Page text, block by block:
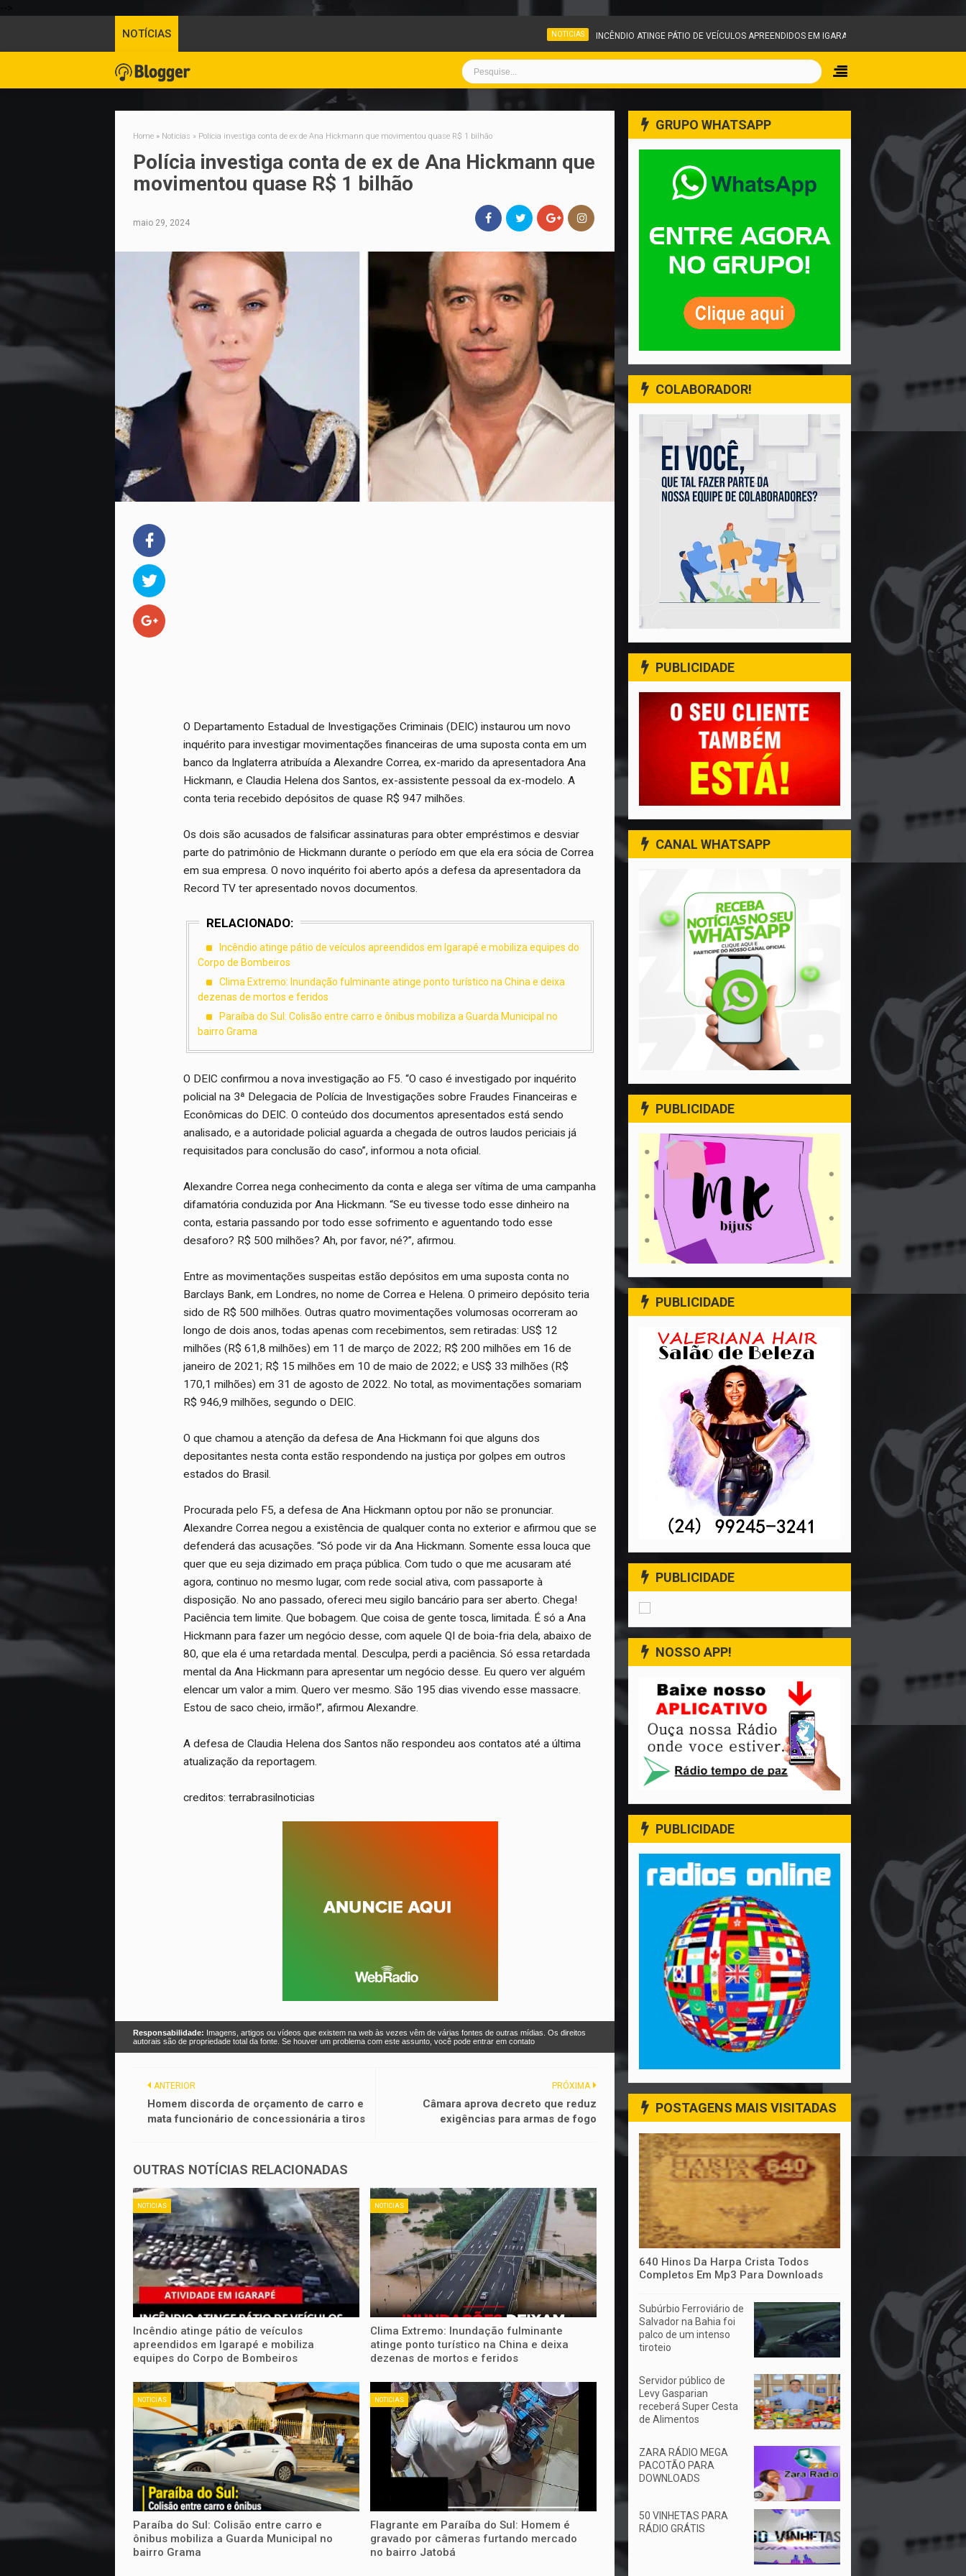
NOTÍCIAS INCÊNDIO ATINGE PÁTIO DE VEÍCULOS APREENDIDOS EM IGARAPÉ E MOBILIZA EQUIPES DO CORPO DE
Home » Noticias » Polícia investiga conta de ex de Ana Hickmann que movimentou quase R$ 1 bilhão
Polícia investiga conta de ex de Ana Hickmann que
movimentou quase R$ 1 bilhão
maio 29, 2024
O Departamento Estadual de Investigações Criminais (DEIC) instaurou um novo
inquérito para investigar movimentações financeiras de uma suposta conta em um
banco da Inglaterra atribuída a Alexandre Correa, ex-marido da apresentadora Ana
Hickmann, e Claudia Helena dos Santos, ex-assistente pessoal da ex-modelo. A
conta teria recebido depósitos de quase R$ 947 milhões.
Os dois são acusados de falsificar assinaturas para obter empréstimos e desviar
parte do patrimônio de Hickmann durante o período em que ela era sócia de Correa
em sua empresa. O novo inquérito foi aberto após a defesa da apresentadora da
Record TV ter apresentado novos documentos.
RELACIONADO:
Incêndio atinge pátio de veículos apreendidos em Igarapé e mobiliza equipes do
Corpo de Bombeiros
Clima Extremo: Inundação fulminante atinge ponto turístico na China e deixa
dezenas de mortos e feridos
Paraíba do Sul: Colisão entre carro e ônibus mobiliza a Guarda Municipal no
bairro Grama
O DEIC confirmou a nova investigação ao F5. “O caso é investigado por inquérito
policial na 3ª Delegacia de Polícia de Investigações sobre Fraudes Financeiras e
Econômicas do DEIC. O conteúdo dos documentos apresentados está sendo
analisado, e a autoridade policial aguarda a chegada de outros laudos periciais já
requisitados para conclusão do caso”, informou a nota oficial.
Alexandre Correa nega conhecimento da conta e alega ser vítima de uma campanha
difamatória conduzida por Ana Hickmann. “Se eu tivesse todo esse dinheiro na
conta, estaria passando por todo esse sofrimento e aguentando todo esse
desaforo? R$ 500 milhões? Ah, por favor, né?”, afirmou.
Entre as movimentações suspeitas estão depósitos em uma suposta conta no
Barclays Bank, em Londres, no nome de Correa e Helena. O primeiro depósito teria
sido de R$ 500 milhões. Outras quatro movimentações volumosas ocorreram ao
longo de dois anos, todas apenas com recebimentos, sem retiradas: US$ 12
milhões (R$ 61,8 milhões) em 11 de março de 2022; R$ 200 milhões em 16 de
janeiro de 2021; R$ 15 milhões em 10 de maio de 2022; e US$ 33 milhões (R$
170,1 milhões) em 31 de agosto de 2022. No total, as movimentações somariam
R$ 946,9 milhões, segundo o DEIC.
O que chamou a atenção da defesa de Ana Hickmann foi que alguns dos
depositantes nesta conta estão respondendo na justiça por golpes em outros
estados do Brasil.
Procurada pelo F5, a defesa de Ana Hickmann optou por não se pronunciar.
Alexandre Correa negou a existência de qualquer conta no exterior e afirmou que se
defenderá das acusações. “Só pode vir da Ana Hickmann. Somente essa louca que
quer que eu seja dizimado em praça pública. Com tudo o que me acusaram até
agora, continuo no mesmo lugar, com rede social ativa, com passaporte à
disposição. No ano passado, ofereci meu sigilo bancário para ser aberto. Chega!
Paciência tem limite. Que bobagem. Que coisa de gente tosca, limitada. É só a Ana
Hickmann para fazer um negócio desse, com aquele QI de boia-fria dela, abaixo de
80, que ela é uma retardada mental. Desculpa, perdi a paciência. Só essa retardada
mental da Ana Hickmann para apresentar um negócio desse. Eu quero ver alguém
elencar um valor a mim. Quero ver mesmo. São 195 dias vivendo esse massacre.
Estou de saco cheio, irmão!”, afirmou Alexandre.
A defesa de Claudia Helena dos Santos não respondeu aos contatos até a última
atualização da reportagem.
creditos: terrabrasilnoticias
Responsabilidade: Imagens, artigos ou vídeos que existem na web às vezes vêm de várias fontes de outras mídias. Os direitos
autorais são de propriedade total da fonte. Se houver um problema com este assunto, você pode entrar em contato
PRÓXIMA
Câmara aprova decreto que reduz
exigências para armas de fogo
ANTERIOR
Homem discorda de orçamento de carro e
mata funcionário de concessionária a tiros
OUTRAS NOTÍCIAS RELACIONADAS
NOTICIAS
Incêndio atinge pátio de veículos
apreendidos em Igarapé e mobiliza
equipes do Corpo de Bombeiros
NOTICIAS
Clima Extremo: Inundação fulminante
atinge ponto turístico na China e deixa
dezenas de mortos e feridos
NOTICIAS
Paraíba do Sul: Colisão entre carro e
ônibus mobiliza a Guarda Municipal no
bairro Grama
NOTICIAS
Flagrante em Paraíba do Sul: Homem é
gravado por câmeras furtando mercado
no bairro Jatobá
GRUPO WHATSAPP
COLABORADOR!
PUBLICIDADE
CANAL WHATSAPP
PUBLICIDADE
PUBLICIDADE
PUBLICIDADE
NOSSO APP!
PUBLICIDADE
POSTAGENS MAIS VISITADAS
640 Hinos Da Harpa Crista Todos
Completos Em Mp3 Para Downloads
Subúrbio Ferroviário de
Salvador na Bahia foi
palco de um intenso
tiroteio
Servidor público de
Levy Gasparian
receberá Super Cesta
de Alimentos
ZARA RÁDIO MEGA
PACOTÃO PARA
DOWNLOADS
50 VINHETAS PARA
RÁDIO GRÁTIS